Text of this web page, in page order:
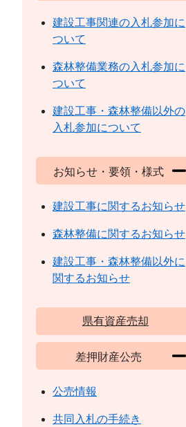
建設工事関連の入札参加に
ついて
森林整備業務の入札参加に
ついて
建設工事・森林整備以外の
入札参加について
お知らせ・要領・様式
建設工事に関するお知らせ
森林整備に関するお知らせ
建設工事・森林整備以外に
関するお知らせ
県有資産売却
差押財産公売
公売情報
共同入札の手続き